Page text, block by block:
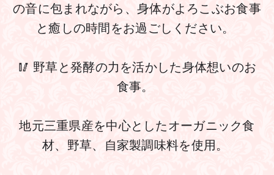
の音に包まれながら、身体がよろこぶお食事
と癒しの時間をお過ごしください。
🥢 野草と発酵の力を活かした身体想いのお
食事。
地元三重県産を中心としたオーガニック食
材、野草、自家製調味料を使用。